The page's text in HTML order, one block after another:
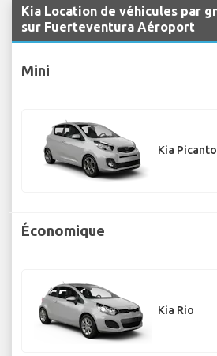
Kia Location de véhicules par
sur Fuerteventura Aéroport
Mini
Kia Picanto
Économique
Kia Rio